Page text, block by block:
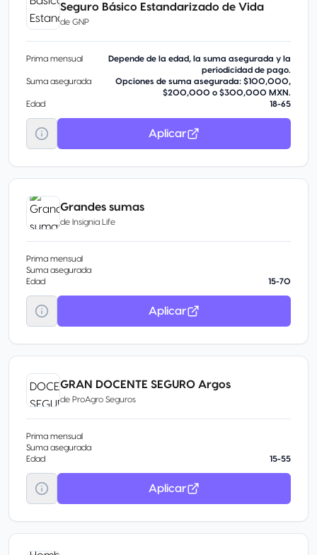
Seguro Básico Estandarizado de Vida
de GNP
Prima mensual
Depende de la edad, la suma asegurada y la
periodicidad de pago.
Suma asegurada
Opciones de suma asegurada: $100,000,
$200,000 o $300,000 MXN.
Edad
18-65
Aplicar
Grandes sumas
de Insignia Life
Prima mensual
Suma asegurada
Edad
15-70
Aplicar
GRAN DOCENTE SEGURO Argos
de ProAgro Seguros
Prima mensual
Suma asegurada
Edad
15-55
Aplicar